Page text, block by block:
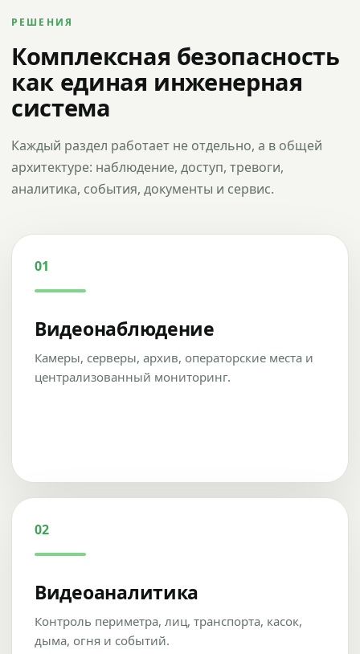
РЕШЕНИЯ
Комплексная безопасность
как единая инженерная
система
Каждый раздел работает не отдельно, а в общей
архитектуре: наблюдение, доступ, тревоги,
аналитика, события, документы и сервис.
01
Видеонаблюдение
Камеры, серверы, архив, операторские места и
централизованный мониторинг.
02
Видеоаналитика
Контроль периметра, лиц, транспорта, касок,
дыма, огня и событий.